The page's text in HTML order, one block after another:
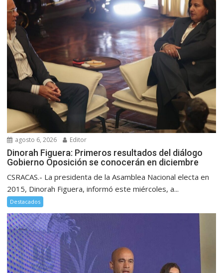
agosto 6, 2026 Editor
Dinorah Figuera: Primeros resultados del diálogo
Gobierno Oposición se conocerán en diciembre
CSRACAS.- La presidenta de la Asamblea Nacional electa en
2015, Dinorah Figuera, informó este miércoles, a...
Destacados